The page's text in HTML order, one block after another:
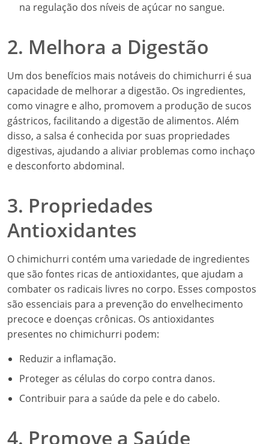
na regulação dos níveis de açúcar no sangue.
2. Melhora a Digestão
Um dos benefícios mais notáveis do chimichurri é sua
capacidade de melhorar a digestão. Os ingredientes,
como vinagre e alho, promovem a produção de sucos
gástricos, facilitando a digestão de alimentos. Além
disso, a salsa é conhecida por suas propriedades
digestivas, ajudando a aliviar problemas como inchaço
e desconforto abdominal.
3. Propriedades
Antioxidantes
O chimichurri contém uma variedade de ingredientes
que são fontes ricas de antioxidantes, que ajudam a
combater os radicais livres no corpo. Esses compostos
são essenciais para a prevenção do envelhecimento
precoce e doenças crônicas. Os antioxidantes
presentes no chimichurri podem:
Reduzir a inflamação.
Proteger as células do corpo contra danos.
Contribuir para a saúde da pele e do cabelo.
4. Promove a Saúde